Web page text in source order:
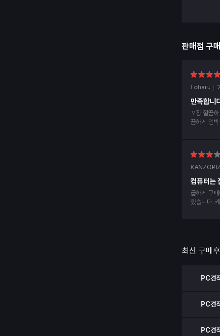
판매점 구
Loharu
만족합니
포장 깔끔
끔하게 언
컴퓨터는
급하게 구
했습니다. 케이스에 hdmi선 부딪혀서 알맞게 안들
최신 구매
PC견
PC견
PC견